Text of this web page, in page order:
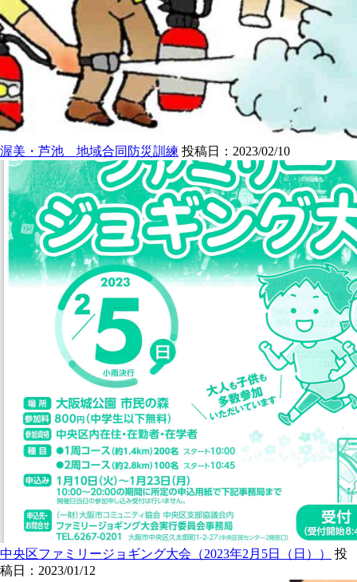
渥美・芦池 地域合同防災訓練 投稿日：2023/02/10
中央区ファミリージョギング大会（2023年2月5日（日））
投
稿日：2023/01/12